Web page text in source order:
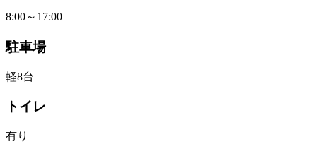
8:00～17:00
駐車場
軽8台
トイレ
有り